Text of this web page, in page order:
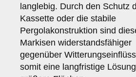
langlebig. Durch den Schutz
Kassette oder die stabile
Pergolakonstruktion sind
Markisen widerstandsfähiger
gegenüber
somit eine langfristige